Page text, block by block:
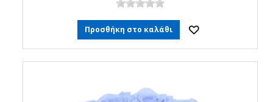
Προσθήκη στο καλάθι